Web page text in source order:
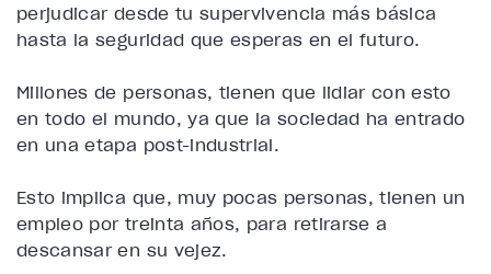
perjudicar desde tu supervivencia más básica
hasta la seguridad que esperas en el futuro.
Millones de personas, tienen que lidiar con esto
en todo el mundo, ya que la sociedad ha entrado
en una etapa post-industrial.
Esto implica que, muy pocas personas, tienen un
empleo por treinta años, para retirarse a
descansar en su vejez.